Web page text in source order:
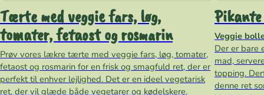
Tærte med veggie fars, løg,
tomater, fetaost og rosmarin
Prøv vores lækre tærte med veggie fars, løg, tomater,
fetaost og rosmarin for en frisk og smagfuld ret, der er
perfekt til enhver lejlighed. Det er en ideel vegetarisk
ret, der vil glæde både vegetarer og kødelskere.
Veggie
Der er bare
mad,
topping.
denne ret